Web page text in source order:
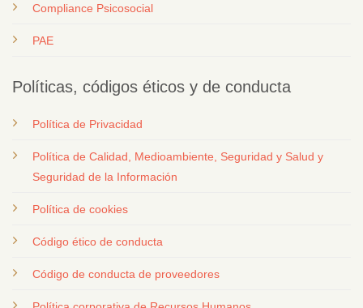
Compliance Psicosocial
PAE
Políticas, códigos éticos y de conducta
Política de Privacidad
Política de Calidad, Medioambiente, Seguridad y Salud y
Seguridad de la Información
Política de cookies
Código ético de conducta
Código de conducta de proveedores